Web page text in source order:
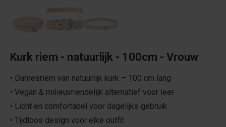
Kurk riem - natuurlijk - 100cm - Vrouw
• Damesriem van natuurlijk kurk – 100 cm lang
• Vegan & milieuvriendelijk alternatief voor leer
• Licht en comfortabel voor dagelijks gebruik
• Tijdloos design voor elke outfit